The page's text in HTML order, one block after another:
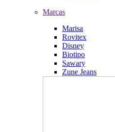
Marcas
Marisa
Rovitex
Disney
Biotipo
Sawary
Zune Jeans